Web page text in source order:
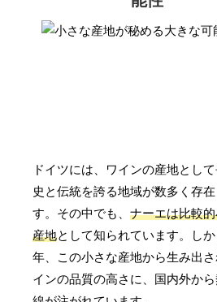
ドイツには、ワインの産地とし
史と伝統を誇る地域が数多く存在
す。その中でも、ナーエは比較
産地として知られています。し
年、この小さな産地から生み出さ
インの品質の高さに、国内外から